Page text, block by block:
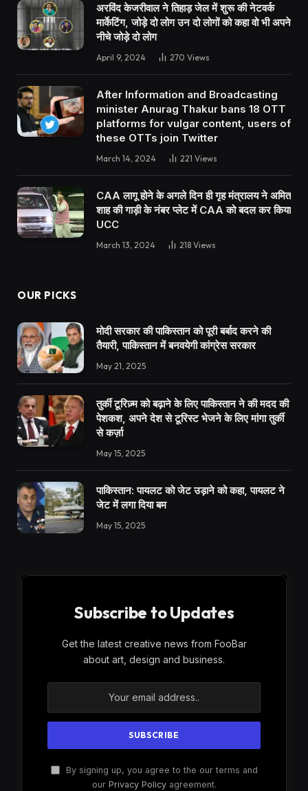
अरविंद केजरीवाल ने तिहाड़ जेल में शुरू की नेटवर्क
मार्केटिंग, जोड़े दो लोग उन दो लोगों को कहा वो भी अपने
नीचे जोड़े दो लोग
April 9, 2024 270 Views
After Information and Broadcasting
minister Anurag Thakur bans 18 OTT
platforms for vulgar content, users of
these OTTs join Twitter
March 14, 2024 221 Views
CAA लागू होने के अगले दिन ही गृह मंत्रालय ने अमित
शाह की गाड़ी के नंबर प्लेट में CAA को बदल कर किया
UCC
March 13, 2024 218 Views
OUR PICKS
मोदी सरकार की पाकिस्तान को पूरी बर्बाद करने की
तैयारी, पाकिस्तान में बनवयेगी कांग्रेस सरकार
May 21, 2025
तुर्की टूरिज़्म को बढ़ाने के लिए पाकिस्तान ने की मदद की
पेशकश, अपने देश से टूरिस्ट भेजने के लिए मांगा तुर्की
से कर्ज़ा
May 15, 2025
पाकिस्तान: पायलट को जेट उड़ाने को कहा, पायलट ने
जेट में लगा दिया बम
May 15, 2025
Subscribe to Updates
Get the latest creative news from FooBar
about art, design and business.
By signing up, you agree to the our terms and
our Privacy Policyagreement.